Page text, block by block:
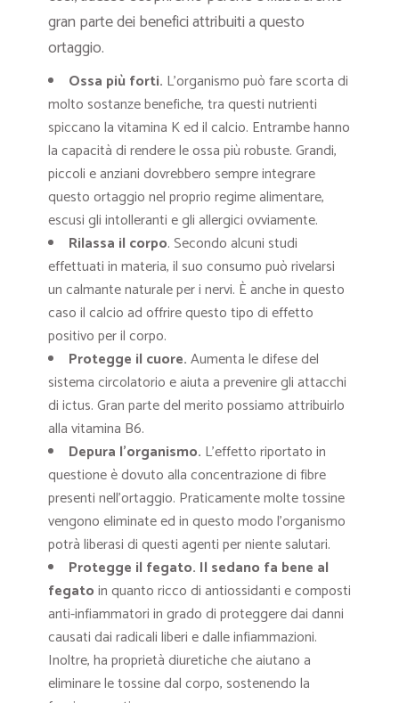
gran parte dei benefici attribuiti a questo
ortaggio.
Ossa più forti. L’organismo può fare scorta di
molto sostanze benefiche, tra questi nutrienti
spiccano la vitamina K ed il calcio. Entrambe hanno
la capacità di rendere le ossa più robuste. Grandi,
piccoli e anziani dovrebbero sempre integrare
questo ortaggio nel proprio regime alimentare,
escusi gli intolleranti e gli allergici ovviamente.
Rilassa il corpo. Secondo alcuni studi
effettuati in materia, il suo consumo può rivelarsi
un calmante naturale per i nervi. È anche in questo
caso il calcio ad offrire questo tipo di effetto
positivo per il corpo.
Protegge il cuore.Aumenta le difese del
sistema circolatorio e aiuta a prevenire gli attacchi
di ictus. Gran parte del merito possiamo attribuirlo
alla vitamina B6.
Depura l’organismo. L’effetto riportato in
questione è dovuto alla concentrazione di fibre
presenti nell’ortaggio. Praticamente molte tossine
vengono eliminate ed in questo modo l’organismo
potrà liberasi di questi agenti per niente salutari.
Protegge il fegato. Il sedano fa bene al
fegatoin quanto ricco di antiossidanti e composti
anti-infiammatori in grado di proteggere dai danni
causati dai radicali liberi e dalle infiammazioni.
Inoltre, ha proprietà diuretiche che aiutano a
eliminare le tossine dal corpo, sostenendo la